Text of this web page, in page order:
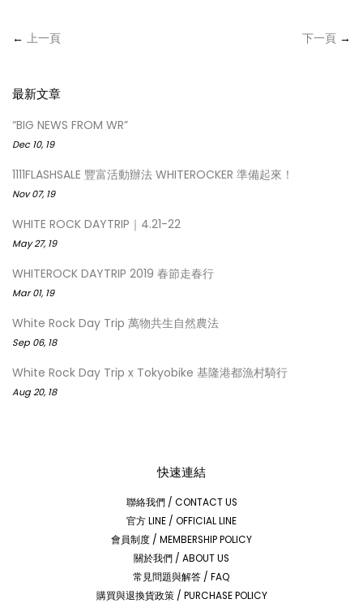
← 上一頁 下一頁 →
最新文章
“BIG NEWS FROM WR”
Dec 10, 19
1111FLASHSALE 豐富活動辦法 WHITEROCKER 準備起來！
Nov 07, 19
WHITE ROCK DAYTRIP｜4.21-22
May 27, 19
WHITEROCK DAYTRIP 2019 春節走春行
Mar 01, 19
White Rock Day Trip 萬物共生自然農法
Sep 06, 18
White Rock Day Trip x Tokyobike 基隆港都漁村騎行
Aug 20, 18
快速連結
聯絡我們 / CONTACT US
官方 LINE / OFFICIAL LINE
會員制度 / MEMBERSHIP POLICY
關於我們 / ABOUT US
常見問題與解答 / FAQ
購買與退換貨政策 / PURCHASE POLICY